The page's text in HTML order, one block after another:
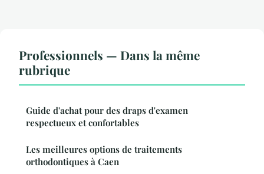
Professionnels — Dans la même
rubrique
Guide d'achat pour des draps d'examen
respectueux et confortables
Les meilleures options de traitements
orthodontiques à Caen